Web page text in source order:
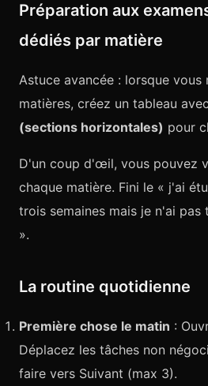
Préparation aux
dédiés par matière
Astuce avancée : lorsque vous
matières, créez un tableau
(sections horizontales) pour
D'un coup d'œil, vous pouvez
chaque matière. Fini le « j'ai
trois semaines mais je n'ai pas
».
La routine quotidienne
Première chose le matin :
Déplacez les tâches non
faire vers Suivant (max 3).